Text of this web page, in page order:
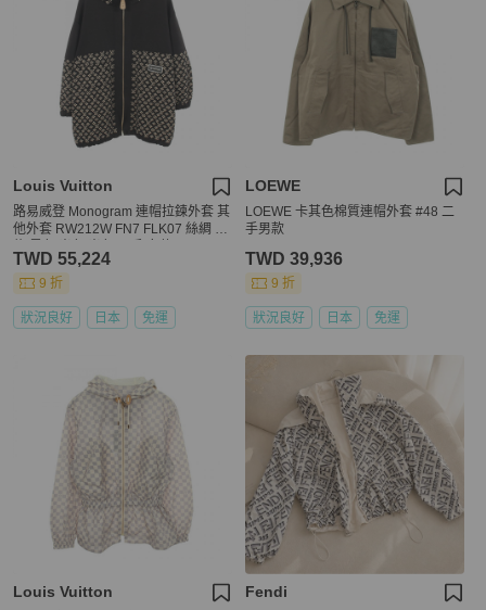
Louis Vuitton
路易威登 Monogram 連帽拉鍊外套 其
他外套 RW212W FN7 FLK07 絲綢 尼
TWD 55,224
9 折
狀況良好 日本 免運
LOEWE
LOEWE 卡其色棉質連帽外套 #48 二
手男款
TWD 39,936
9 折
狀況良好 日本 免運
Louis Vuitton Fendi